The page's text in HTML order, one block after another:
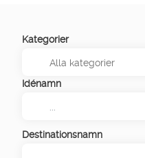
Kategorier
Idénamn
Destinationsnamn